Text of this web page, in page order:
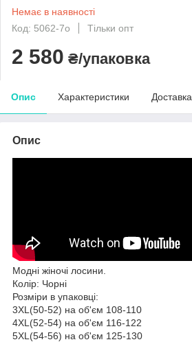
Немає в наявності
Код: 5062-7о
Тільки опт
2 580 ₴/упаковка
Опис Характеристики Доставка
Опис
Модні жіночі лосини.
Колір: Чорні
Розміри в упаковці:
3XL(50-52) на об'єм 108-110
4XL(52-54) на об'єм 116-122
5XL(54-56) на об'єм 125-130